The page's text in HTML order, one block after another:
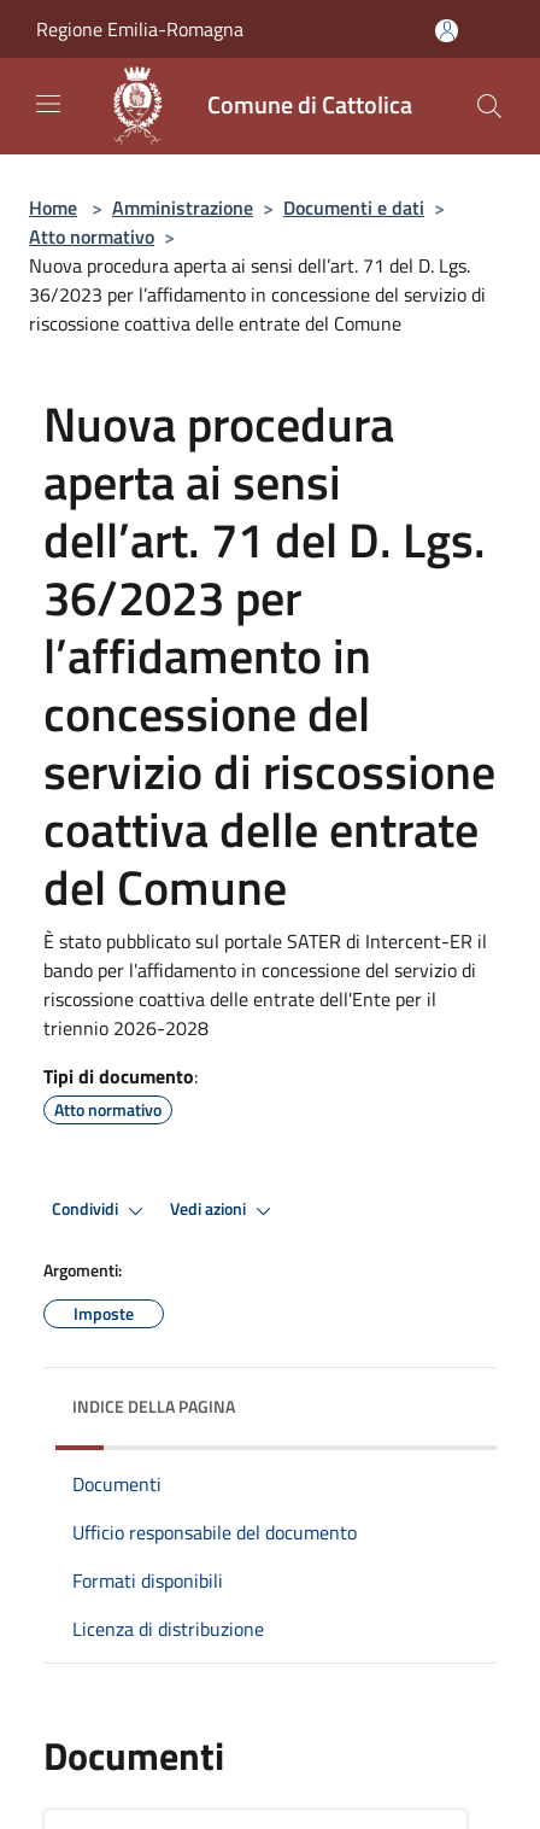
Regione Emilia-Romagna
Comune di Cattolica
Home > Amministrazione > Documenti e dati >
Atto normativo >
Nuova procedura aperta ai sensi dell’art. 71 del D. Lgs.
36/2023 per l’affidamento in concessione del servizio di
riscossione coattiva delle entrate del Comune
Nuova procedura
aperta ai sensi
dell’art. 71 del D. Lgs.
36/2023 per
l’affidamento in
concessione del
servizio di riscossione
coattiva delle entrate
del Comune
È stato pubblicato sul portale SATER di Intercent-ER il
bando per l'affidamento in concessione del servizio di
riscossione coattiva delle entrate dell'Ente per il
triennio 2026-2028
Tipi di documento:
Atto normativo
Condividi Vedi azioni
Argomenti:
Imposte
INDICE DELLA PAGINA
Documenti
Ufficio responsabile del documento
Formati disponibili
Licenza di distribuzione
Documenti